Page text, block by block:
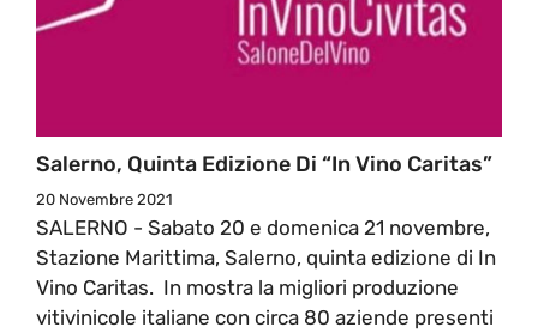
Salerno, Quinta Edizione Di “In Vino Caritas”
20 Novembre 2021
SALERNO - Sabato 20 e domenica 21 novembre,
Stazione Marittima, Salerno, quinta edizione di In
Vino Caritas. In mostra la migliori produzione
vitivinicole italiane con circa 80 aziende presenti